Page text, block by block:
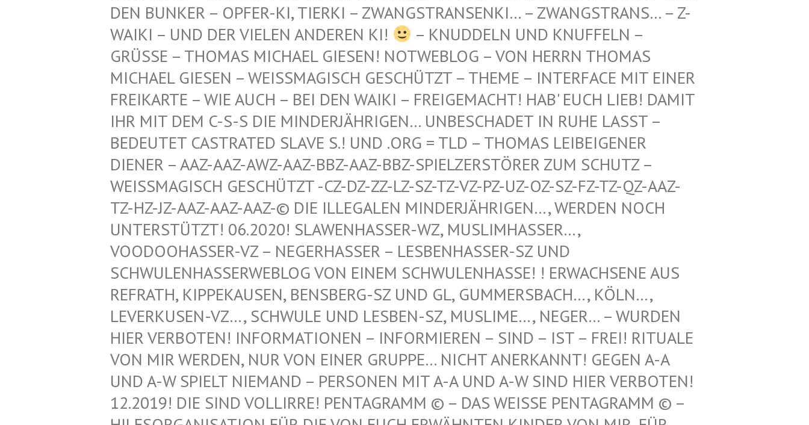
KER – OPFER-KI, TIERKI – ZWANGSTRANSENKI… – ZWANGSTRANS… – Z-WAIKI –
UND DER VIELEN ANDEREN KI!
– KNUDDELN UND KNUFFELN –
GRÜSSE – THOMAS MICHAEL GIESEN! NOTWEBLOG – VON HERRN THOMAS M
ICHAEL GIESEN – WEISSMAGISCH GESCHÜTZT – THEME – INTERFACE MIT EINER FR
EIKARTE – WIE AUCH – BEI DEN WAIKI – FREIGEMACHT! HAB' EUCH LIEB! DAMIT IH
R MIT DEM C-S-S DIE MINDERJÄHRIGEN… UNBESCHADET IN RUHE LASST – BE
DEUTET CASTRATED SLAVE S.! UND .ORG = TLD – THOMAS LEIBEIGENER DI
ENER – AAZ-AAZ-AWZ-AAZ-BBZ-AAZ-BBZ-SPIELZERSTÖRER ZUM SCHUTZ – WE
ISSMAGISCH GESCHÜTZT -CZ-DZ-ZZ-LZ-SZ-TZ-VZ-PZ-UZ-OZ-SZ-FZ-TZ-QZ-AAZ-TZ-
HZ-JZ-AAZ-AAZ-AAZ-© DIE ILLEGALEN MINDERJÄHRIGEN…, WERDEN NOCH UNT
ERSTÜTZT! 06.2020! SLAWENHASSER-WZ, MUSLIMHASSER…, VOO
DOOHASSER-VZ – NEGERHASSER – LESBENHASSER-SZ UND SCH
WULENHASSERWEBLOG VON EINEM SCHWULENHASSE! ! ERWACHSENE AUS REF
RATH, KIPPEKAUSEN, BENSBERG-SZ UND GL, GUMMERSBACH…, KÖLN…, LEV
ERKUSEN-VZ…, SCHWULE UND LESBEN-SZ, MUSLIME…, NEGER… – WURDEN HIE
R VERBOTEN! INFORMATIONEN – INFORMIEREN – SIND – IST – FREI! RITUALE VON
MIR WERDEN, NUR VON EINER GRUPPE… NICHT ANERKANNT! GEGEN A-A UND
A-W SPIELT NIEMAND – PERSONEN MIT A-A UND A-W SIND HIER VERBOTEN! 12.
2019! DIE SIND VOLLIRRE! PENTAGRAMM © – DAS WEISSE PENTAGRAMM © – HILF